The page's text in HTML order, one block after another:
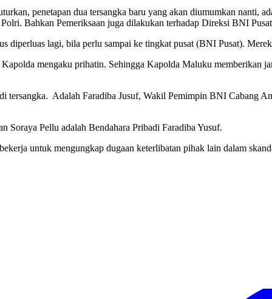
penetapan dua tersangka baru yang akan diumumkan nanti,
Bahkan Pemeriksaan juga dilakukan terhadap Direksi BNI
diperluas lagi, bila perlu sampai ke tingkat pusat (BNI Pusat).
mengaku prihatin. Sehingga Kapolda Maluku memberikan
tersangka. Adalah Faradiba Jusuf, Wakil Pemimpin BNI Cabang
Pellu adalah Bendahara Pribadi Faradiba Yusuf.
untuk mengungkap dugaan keterlibatan pihak lain dalam